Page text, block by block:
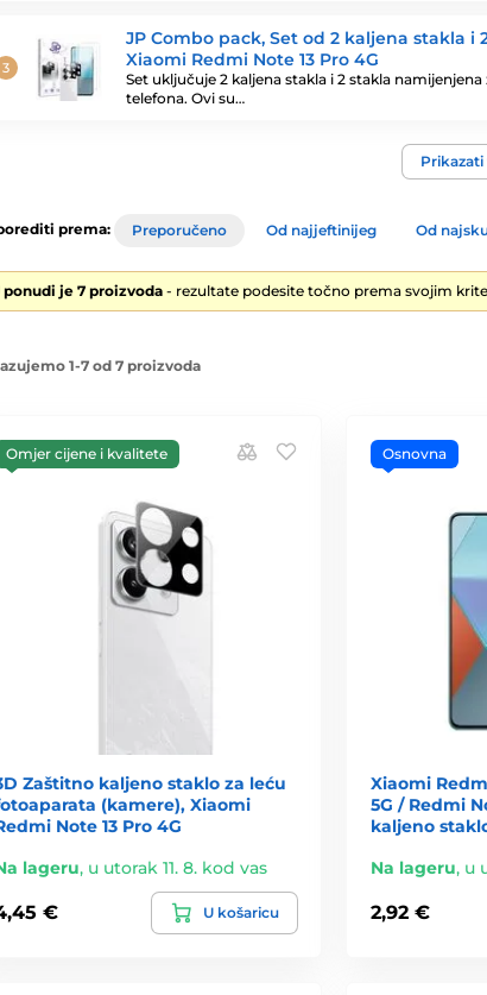
JP Combo pack, Set od 2 kaljena stakla i
Xiaomi Redmi Note 13 Pro 4G
Set uključuje 2 kaljena stakla i 2 stakla namijenjena
telefona. Ovi su…
Prikazati
prema: Preporučeno Od najjeftinijeg Od
ponudi je 7 proizvoda - rezultate podesite točno prema svojim
1-7 od 7 proizvoda
Omjer cijene i kvalitete
Zaštitno kaljeno staklo za leću
(kamere), Xiaomi
Note 13 Pro 4G
lageru, u utorak 11. 8. kod vas
€ U košaricu
Osnovna
Xiaomi
5G / Redmi
kaljeno
Na lageru, u
2,92 €